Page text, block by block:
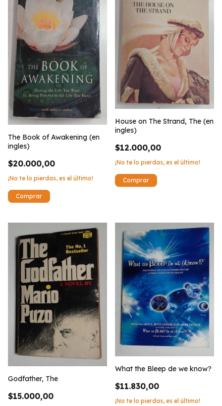
The Book of Awakening (en
ingles)
$20.000,00
¡No te lo pierdas, es el último!
House on The Strand, The (en
ingles)
$12.000,00
¡No te lo pierdas, es el último!
Godfather, The
$15.000,00
What the Bleep de we know?
$11.830,00
¡No te lo pierdas, es el último!